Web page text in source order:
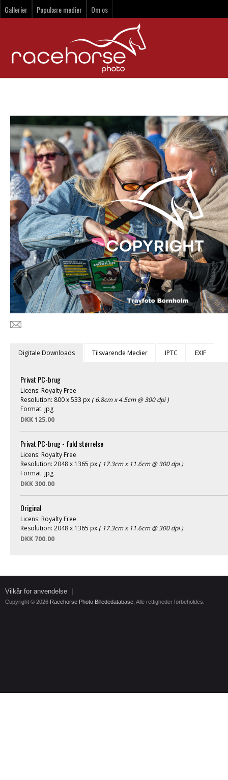
Gallerier Populære medier Om os
Digitale Downloads Tilsvarende Medier IPTC EXIF
Privat PC-brug
Licens: Royalty Free
Resolution: 800 x 533 px ( 6.8cm x 4.5cm @ 300 dpi )
Format: jpg
DKK 125.00
Privat PC-brug - fuld størrelse
Licens: Royalty Free
Resolution: 2048 x 1365 px ( 17.3cm x 11.6cm @ 300 dpi )
Format: jpg
DKK 300.00
Original
Licens: Royalty Free
Resolution: 2048 x 1365 px ( 17.3cm x 11.6cm @ 300 dpi )
DKK 700.00
Vilkår for anvendelse
Copyright © 2026 Racehorse Photo Billededatabase , Alle rettigheder forbeholdes.